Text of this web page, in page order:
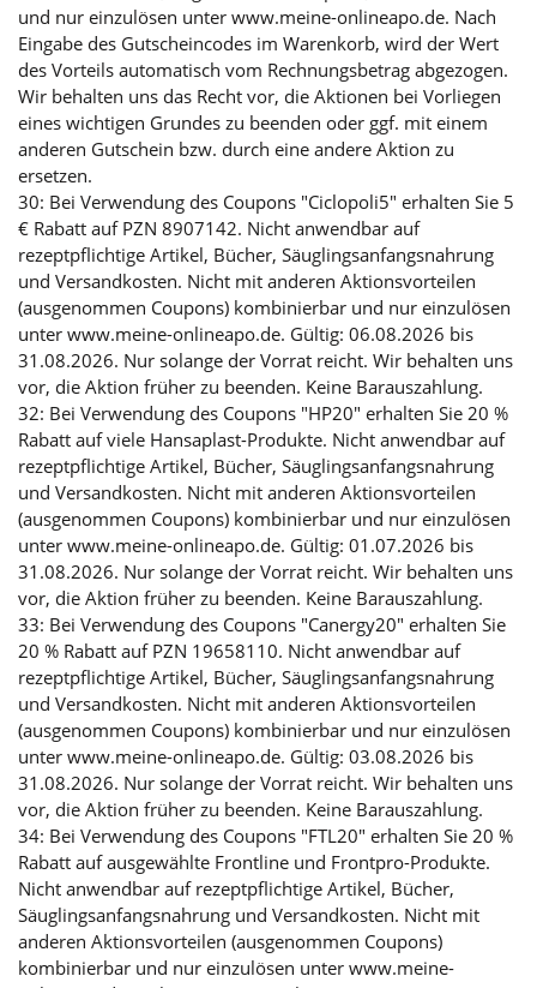
und nur einzulösen unter www.meine-onlineapo.de. Nach
Eingabe des Gutscheincodes im Warenkorb, wird der Wert
des Vorteils automatisch vom Rechnungsbetrag abgezogen.
Wir behalten uns das Recht vor, die Aktionen bei Vorliegen
eines wichtigen Grundes zu beenden oder ggf. mit einem
anderen Gutschein bzw. durch eine andere Aktion zu
ersetzen.
30: Bei Verwendung des Coupons "Ciclopoli5" erhalten Sie 5
€ Rabatt auf PZN 8907142. Nicht anwendbar auf
rezeptpflichtige Artikel, Bücher, Säuglingsanfangsnahrung
und Versandkosten. Nicht mit anderen Aktionsvorteilen
(ausgenommen Coupons) kombinierbar und nur einzulösen
unter www.meine-onlineapo.de. Gültig: 06.08.2026 bis
31.08.2026. Nur solange der Vorrat reicht. Wir behalten uns
vor, die Aktion früher zu beenden. Keine Barauszahlung.
32: Bei Verwendung des Coupons "HP20" erhalten Sie 20 %
Rabatt auf viele Hansaplast-Produkte. Nicht anwendbar auf
rezeptpflichtige Artikel, Bücher, Säuglingsanfangsnahrung
und Versandkosten. Nicht mit anderen Aktionsvorteilen
(ausgenommen Coupons) kombinierbar und nur einzulösen
unter www.meine-onlineapo.de. Gültig: 01.07.2026 bis
31.08.2026. Nur solange der Vorrat reicht. Wir behalten uns
vor, die Aktion früher zu beenden. Keine Barauszahlung.
33: Bei Verwendung des Coupons "Canergy20" erhalten Sie
20 % Rabatt auf PZN 19658110. Nicht anwendbar auf
rezeptpflichtige Artikel, Bücher, Säuglingsanfangsnahrung
und Versandkosten. Nicht mit anderen Aktionsvorteilen
(ausgenommen Coupons) kombinierbar und nur einzulösen
unter www.meine-onlineapo.de. Gültig: 03.08.2026 bis
31.08.2026. Nur solange der Vorrat reicht. Wir behalten uns
vor, die Aktion früher zu beenden. Keine Barauszahlung.
34: Bei Verwendung des Coupons "FTL20" erhalten Sie 20 %
Rabatt auf ausgewählte Frontline und Frontpro-Produkte.
Nicht anwendbar auf rezeptpflichtige Artikel, Bücher,
Säuglingsanfangsnahrung und Versandkosten. Nicht mit
anderen Aktionsvorteilen (ausgenommen Coupons)
kombinierbar und nur einzulösen unter www.meine-